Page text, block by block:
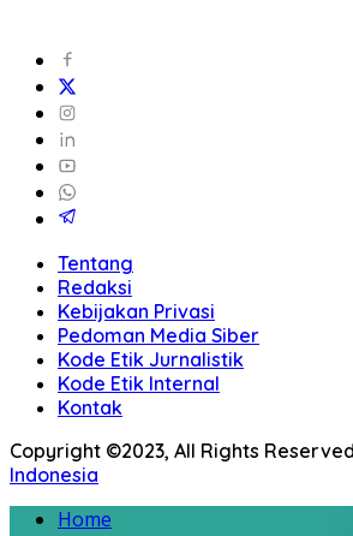
Tentang
Redaksi
Kebijakan Privasi
Pedoman Media Siber
Kode Etik Jurnalistik
Kode Etik Internal
Kontak
Copyright ©2023, All Rights
Indonesia
Home